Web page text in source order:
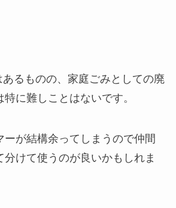
るものの、家庭ごみとしての廃
に難しことはないです。
ーが結構余ってしまうので仲間
分けて使うのが良いかもしれま